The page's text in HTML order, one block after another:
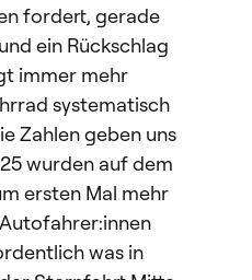
fordert, gerade
ein Rückschlag
immer mehr
systematisch
Zahlen geben uns
wurden auf dem
ersten Mal mehr
was in